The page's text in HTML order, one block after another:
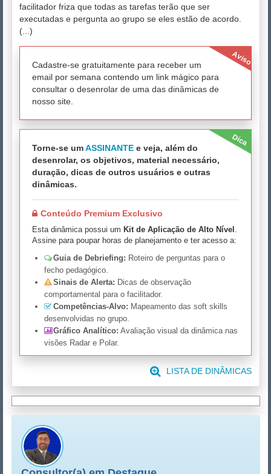
facilitador friza que todas as tarefas terão que ser
executadas e pergunta ao grupo se eles estão de acordo.
(...)
Aviso
Cadastre-se gratuitamente para receber um
email por semana contendo um link mágico para
consultar o desenrolar de uma das dinâmicas de
nosso site.
Dica
Torne-se umASSINANTE e veja, além do
desenrolar, os objetivos, material necessário,
duração, dicas de outros usuários e outras
dinâmicas.
Conteúdo Premium Exclusivo
Esta dinâmica possui um Kit de Aplicação de Alto Nível .
Assine para poupar horas de planejamento e ter acesso a:
Guia de Debriefing: Roteiro de perguntas para o
fecho pedagógico.
Sinais de Alerta: Dicas de observação
comportamental para o facilitador.
Competências-Alvo: Mapeamento das soft skills
desenvolvidas no grupo.
Gráfico Analítico: Avaliação visual da dinâmica nas
visões Radar e Polar.
LISTA DE DINÂMICAS